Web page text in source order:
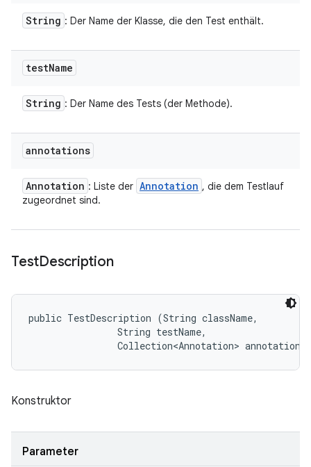
String : Der Name der Klasse, die den Test enthält.
testName
String : Der Name des Tests (der Methode).
annotations
Annotation : Liste der Annotation , die dem Testlauf
zugeordnet sind.
TestDescription
public TestDescription (String className,
                String testName,
Collection<Annotation>
Konstruktor
Parameter